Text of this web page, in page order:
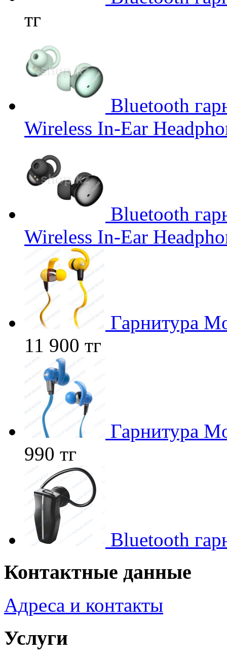
тг
Bluetooth
Wireless In-Ear
Bluetooth
Wireless In-Ear
Гарнитура
11 900 тг
Гарнитура
990 тг
Bluetooth
Контактные данные
Адреса и контакты
Услуги